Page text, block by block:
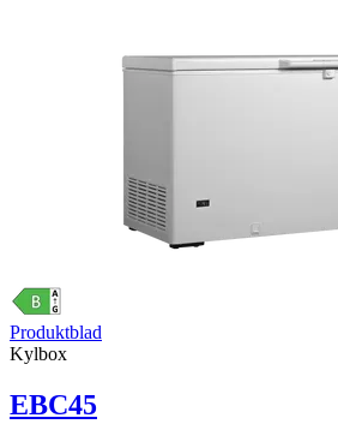
Produktblad
Kylbox
EBC45